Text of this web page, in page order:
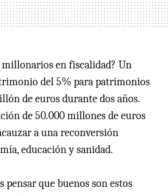
millonarios en fiscalidad? Un
del 5% para patrimonios
de euros durante dos años.
de 50.000 millones de euros
a una reconversión
educación y sanidad.
que buenos son estos